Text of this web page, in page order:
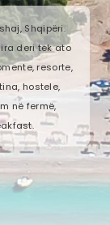
Shqipëri.
deri tek ato
resorte,
hostele,
në fermë,